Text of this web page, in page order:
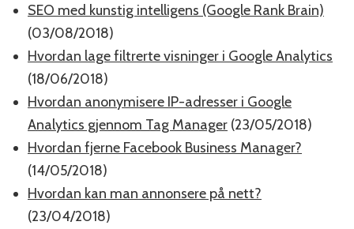
SEO med kunstig intelligens (Google Rank Brain)
(03/08/2018)
Hvordan lage filtrerte visninger i Google Analytics
(18/06/2018)
Hvordan anonymisere IP-adresser i Google
Analytics gjennom Tag Manager (23/05/2018)
Hvordan fjerne Facebook Business Manager?
(14/05/2018)
Hvordan kan man annonsere på nett?
(23/04/2018)